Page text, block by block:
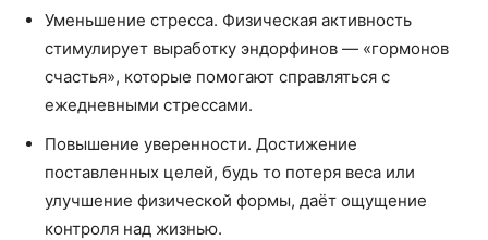
Уменьшение стресса. Физическая активность
стимулирует выработку эндорфинов — «гормонов
счастья», которые помогают справляться с
ежедневными стрессами.
Повышение уверенности. Достижение
поставленных целей, будь то потеря веса или
улучшение физической формы, даёт ощущение
контроля над жизнью.